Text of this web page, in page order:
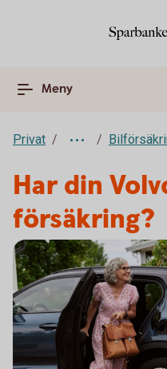
Meny
Privat
Har din
försäkring?